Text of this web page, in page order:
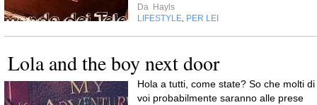
Da Hayls
LIFESTYLE PER LEI
Lola and the boy next door
Hola a tutti, come state? So che molti di
voi probabilmente saranno alle prese